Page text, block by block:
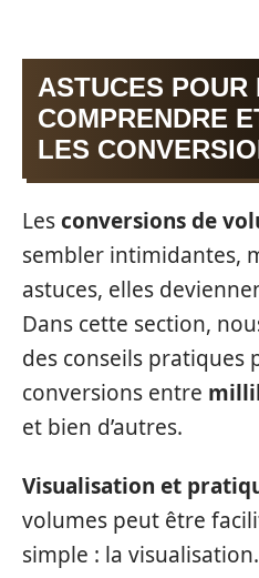
ASTUCES POUR
COMPRENDRE
LES
Lesconversions de
sembler intimidantes,
astuces, elles
Dans cette section,
des conseils pratiques
conversions entre
et bien d’autres.
Visualisation et
volumes peut être
simple : la